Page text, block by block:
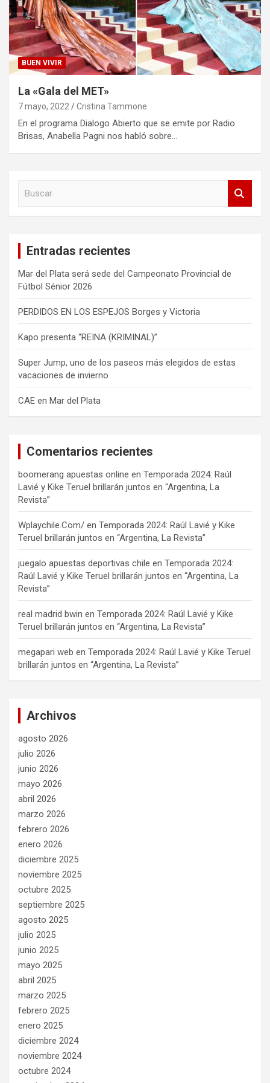
BUEN VIVIR
La «Gala del MET»
7 mayo, 2022 Cristina Tammone
En el programa Dialogo Abierto que se emite por Radio
Brisas, Anabella Pagni nos habló sobre…
Entradas recientes
Mar del Plata será sede del Campeonato Provincial de
Fútbol Sénior 2026
PERDIDOS EN LOS ESPEJOS Borges y Victoria
Kapo presenta “REINA (KRIMINAL)”
Super Jump, uno de los paseos más elegidos de estas
vacaciones de invierno
CAE en Mar del Plata
Comentarios recientes
boomerang apuestas online en Temporada 2024: Raúl
Lavié y Kike Teruel brillarán juntos en “Argentina, La
Revista”
Wplaychile.Com/ en Temporada 2024: Raúl Lavié y Kike
Teruel brillarán juntos en “Argentina, La Revista”
juegalo apuestas deportivas chile en Temporada 2024:
Raúl Lavié y Kike Teruel brillarán juntos en “Argentina, La
Revista”
real madrid bwin en Temporada 2024: Raúl Lavié y Kike
Teruel brillarán juntos en “Argentina, La Revista”
megapari web en Temporada 2024: Raúl Lavié y Kike Teruel
brillarán juntos en “Argentina, La Revista”
Archivos
agosto 2026
julio 2026
junio 2026
mayo 2026
abril 2026
marzo 2026
febrero 2026
enero 2026
diciembre 2025
noviembre 2025
octubre 2025
septiembre 2025
agosto 2025
julio 2025
junio 2025
mayo 2025
abril 2025
marzo 2025
febrero 2025
enero 2025
diciembre 2024
noviembre 2024
octubre 2024